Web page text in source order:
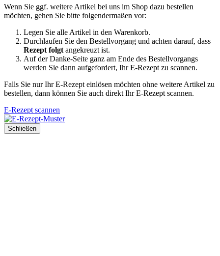
Wenn Sie ggf. weitere Artikel bei uns im Shop dazu bestellen
möchten, gehen Sie bitte folgendermaßen vor:
Legen Sie alle Artikel in den Warenkorb.
Durchlaufen Sie den Bestellvorgang und achten darauf, dass
Rezept folgt angekreuzt ist.
Auf der Danke-Seite ganz am Ende des Bestellvorgangs
werden Sie dann aufgefordert, Ihr E-Rezept zu scannen.
Falls Sie nur Ihr E-Rezept einlösen möchten ohne weitere Artikel zu
bestellen, dann können Sie auch direkt Ihr E-Rezept scannen.
E-Rezept scannen
Schließen